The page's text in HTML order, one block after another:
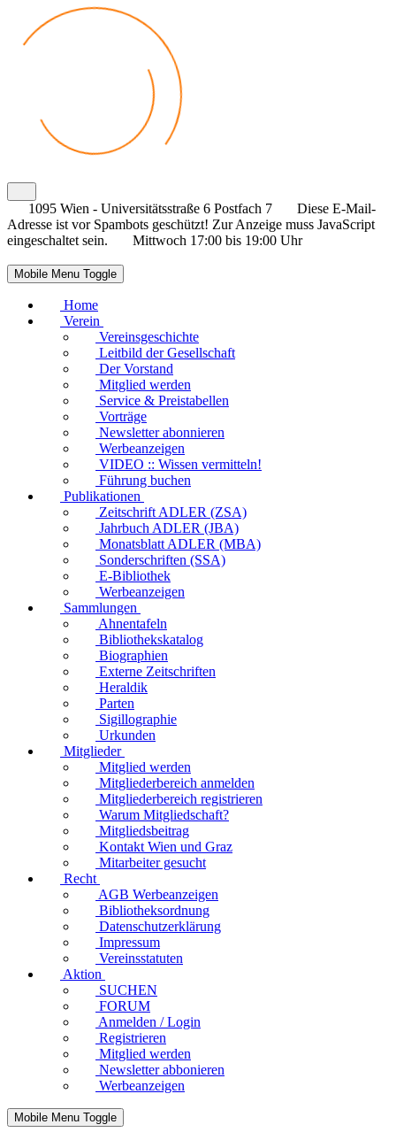
1095 Wien - Universitätsstraße 6 Postfach 7
Diese E-Mail-
Adresse ist vor Spambots geschützt! Zur Anzeige muss JavaScript
eingeschaltet sein.
Mittwoch 17:00 bis 19:00 Uhr
Mobile Menu Toggle
Home
Verein
Vereinsgeschichte
Leitbild der Gesellschaft
Der Vorstand
Mitglied werden
Service & Preistabellen
Vorträge
Newsletter abonnieren
Werbeanzeigen
VIDEO :: Wissen vermitteln!
Führung buchen
Publikationen
Zeitschrift ADLER (ZSA)
Jahrbuch ADLER (JBA)
Monatsblatt ADLER (MBA)
Sonderschriften (SSA)
E-Bibliothek
Werbeanzeigen
Sammlungen
Ahnentafeln
Bibliothekskatalog
Biographien
Externe Zeitschriften
Heraldik
Parten
Sigillographie
Urkunden
Mitglieder
Mitglied werden
Mitgliederbereich anmelden
Mitgliederbereich registrieren
Warum Mitgliedschaft?
Mitgliedsbeitrag
Kontakt Wien und Graz
Mitarbeiter gesucht
Recht
AGB Werbeanzeigen
Bibliotheksordnung
Datenschutzerklärung
Impressum
Vereinsstatuten
Aktion
SUCHEN
FORUM
Anmelden / Login
Registrieren
Mitglied werden
Newsletter abbonieren
Werbeanzeigen
Mobile Menu Toggle